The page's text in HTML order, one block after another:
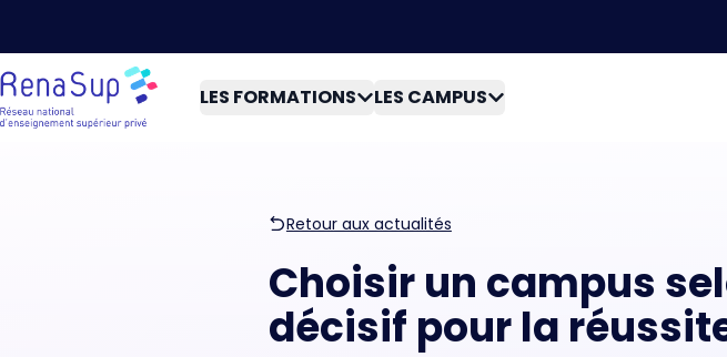
LES FORMATIONS LES CAMPUS
Retour aux actualités
Choisir un campus
décisif pour la